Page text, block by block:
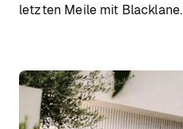
letzten Meile mit Blacklane.